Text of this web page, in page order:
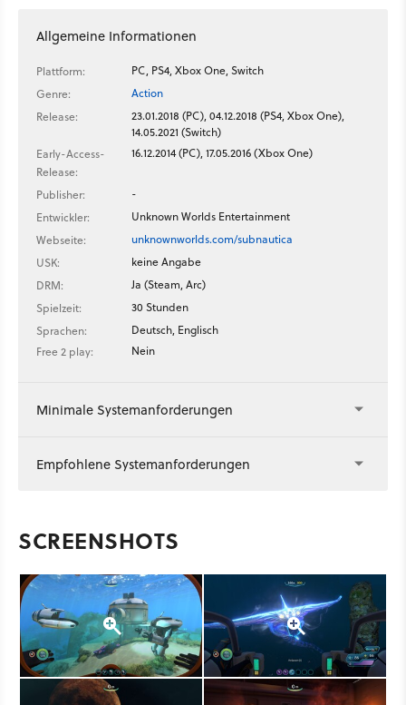
Allgemeine Informationen
Plattform:
PC, PS4, Xbox One, Switch
Genre:
Action
Release:
23.01.2018 (PC), 04.12.2018 (PS4, Xbox One),
14.05.2021 (Switch)
Early-Access-
Release:
16.12.2014 (PC), 17.05.2016 (Xbox One)
Publisher:
-
Entwickler:
Unknown Worlds Entertainment
Webseite:
unknownworlds.com/subnautica
USK:
keine Angabe
DRM:
Ja (Steam, Arc)
Spielzeit:
30 Stunden
Sprachen:
Deutsch, Englisch
Free 2 play:
Nein
Minimale Systemanforderungen
Empfohlene Systemanforderungen
SCREENSHOTS